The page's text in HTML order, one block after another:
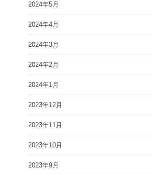
2024年5月
2024年4月
2024年3月
2024年2月
2024年1月
2023年12月
2023年11月
2023年10月
2023年9月